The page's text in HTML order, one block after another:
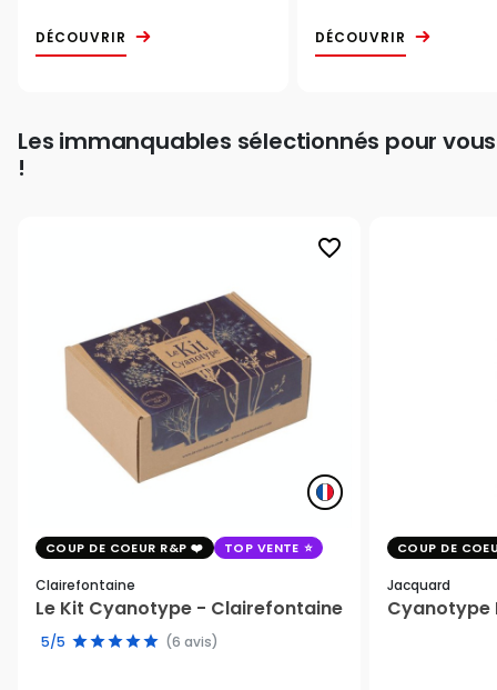
DÉCOUVRIR DÉCOUVRIR
Les immanquables sélectionnés pour vous
!
favorite_border
COUP DE COEUR R&P TOP VENTE
Clairefontaine
Le Kit Cyanotype - Clairefontaine
5/5 (6 avis)
COUP DE
Jacquard
Cyanotype